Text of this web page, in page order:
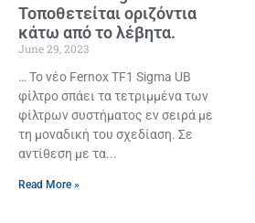
Τοποθετείται οριζόντια
κάτω από το λέβητα.
June 29, 2023
… Το νέο Fernox TF1 Sigma UB
φίλτρο σπάει τα τετριμμένα των
φίλτρων συστήματος εν σειρά με
τη μοναδική του σχεδίαση. Σε
αντίθεση με τα
Read More »